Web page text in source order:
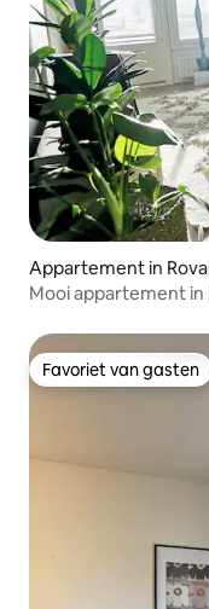
Appartement in
Mooi appartement
Favoriet van gasten
Favoriet van gasten